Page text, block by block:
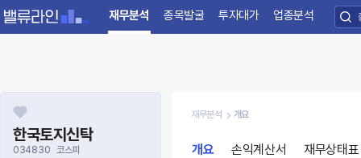
재무분석 종목발굴 투자대가 업종분석
한국토지신탁
034830 코스피
재무분석 개요
개요 손익계산서 재무상태표